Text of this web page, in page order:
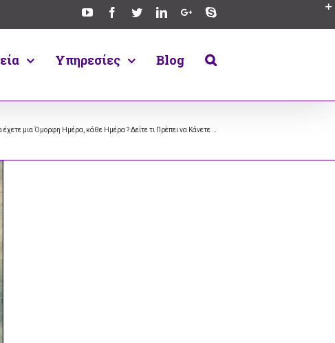
Υπηρεσίες Blog
έχετε μια Όμορφη Ημέρα, κάθε Ημέρα ? Δείτε τι Πρέπει να Κάνετε …